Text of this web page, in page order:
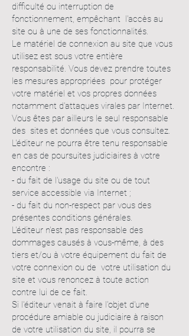
difficulté ou interruption de
fonctionnement, empêchant l'accès au
site ou à une de ses fonctionnalités.
Le matériel de connexion au site que vous
utilisez est sous votre entière
responsabilité. Vous devez prendre toutes
les mesures appropriées pour protéger
votre matériel et vos propres données
notamment d'attaques virales par Internet.
Vous êtes par ailleurs le seul responsable
des sites et données que vous consultez.
L'éditeur ne pourra être tenu responsable
en cas de poursuites judiciaires à votre
encontre :
- du fait de l'usage du site ou de tout
service accessible via Internet ;
- du fait du non-respect par vous des
présentes conditions générales.
L'éditeur n'est pas responsable des
dommages causés à vous-même, à des
tiers et/ou à votre équipement du fait de
votre connexion ou de votre utilisation du
site et vous renoncez à toute action
contre lui de ce fait.
Si l'éditeur venait à faire l'objet d'une
procédure amiable ou judiciaire à raison
de votre utilisation du site, il pourra se